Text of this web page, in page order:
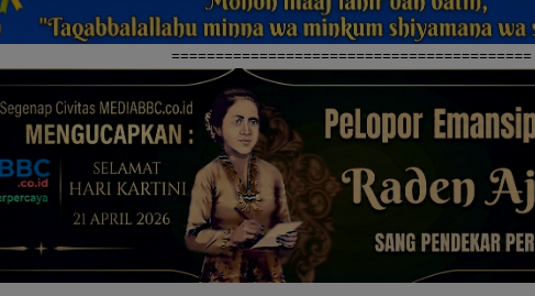
=========================================